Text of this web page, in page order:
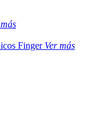
Finger Ver más